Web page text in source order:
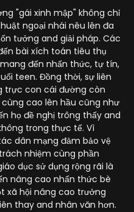
"gái xinh mập" không chỉ
ngoại nhái nêu lên đa
tưởng and giải pháp. Các
bài xích toán tiêu thụ
đến nhấn thức, tự tín,
teen. Đồng thời, sự liên
trực con cái đường còn
cao lên hầu cũng như
họ đề nghị trông thấy and
trong thực tế. Vì
dân mạng đảm bảo vệ
nhiệm cùng phần
dục sử dụng rộng rãi là
nâng cao nhấn thức bè
xã hội nâng cao trưởng
thay and nhân văn hơn.